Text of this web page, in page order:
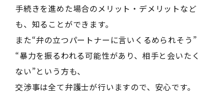
手続きを進めた場合のメリット・デメリットなど
も、知ることができます。
また“弁の立つパートナーに言いくるめられそう”
“暴力を振るわれる可能性があり、相手と会いたく
ない”という方も、
交渉事は全て弁護士が行いますので、安心です。